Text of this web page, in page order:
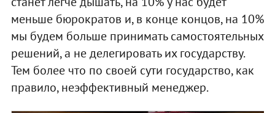
меньше бюрократов и, в конце концов, на 10%
мы будем больше принимать самостоятельных
решений, а не делегировать их государству.
Тем более что по своей сути государство, как
правило, неэффективный менеджер.